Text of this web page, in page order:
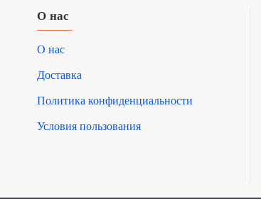
О нас
О нас
Доставка
Политика конфиденциальности
Условия пользования